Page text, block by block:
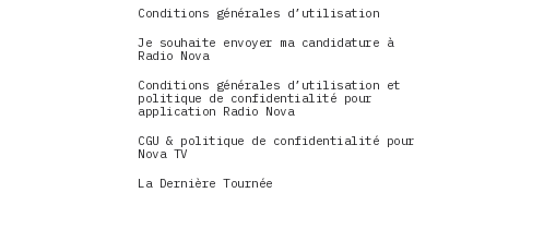
Conditions générales d’utilisation
Je souhaite envoyer ma candidature à
Radio Nova
Conditions générales d’utilisation et
politique de confidentialité pour
application Radio Nova
CGU & politique de confidentialité pour
Nova TV
La Dernière Tournée